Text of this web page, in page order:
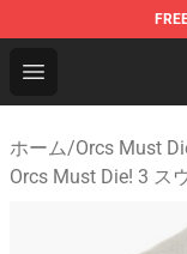
Open menu
Orcs Must
ホーム/Orcs Must
Orcs Must Die! 3 ス